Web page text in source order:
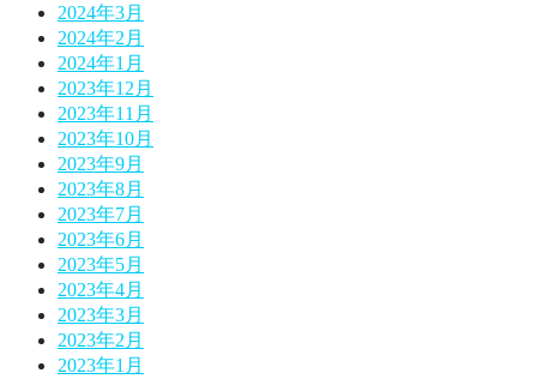
2024年3月
2024年2月
2024年1月
2023年12月
2023年11月
2023年10月
2023年9月
2023年8月
2023年7月
2023年6月
2023年5月
2023年4月
2023年3月
2023年2月
2023年1月